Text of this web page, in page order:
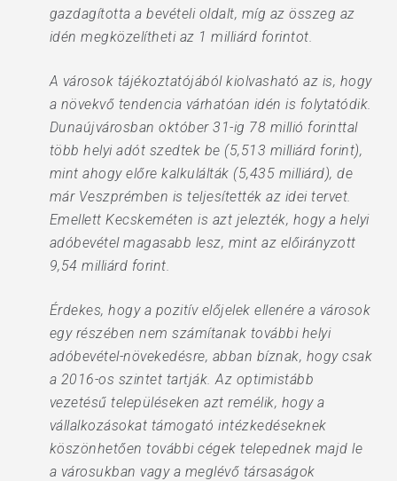
gazdagította a bevételi oldalt, míg az összeg az
idén megközelítheti az 1 milliárd forintot.
A városok tájékoztatójából kiolvasható az is, hogy
a növekvő tendencia várhatóan idén is folytatódik.
Dunaújvárosban október 31-ig 78 millió forinttal
több helyi adót szedtek be (5,513 milliárd forint),
mint ahogy előre kalkulálták (5,435 milliárd), de
már Veszprémben is teljesítették az idei tervet.
Emellett Kecskeméten is azt jelezték, hogy a helyi
adóbevétel magasabb lesz, mint az előirányzott
9,54 milliárd forint.
Érdekes, hogy a pozitív előjelek ellenére a városok
egy részében nem számítanak további helyi
adóbevétel-növekedésre, abban bíznak, hogy csak
a 2016-os szintet tartják. Az optimistább
vezetésű településeken azt remélik, hogy a
vállalkozásokat támogató intézkedéseknek
köszönhetően további cégek telepednek majd le
a városukban vagy a meglévő társaságok